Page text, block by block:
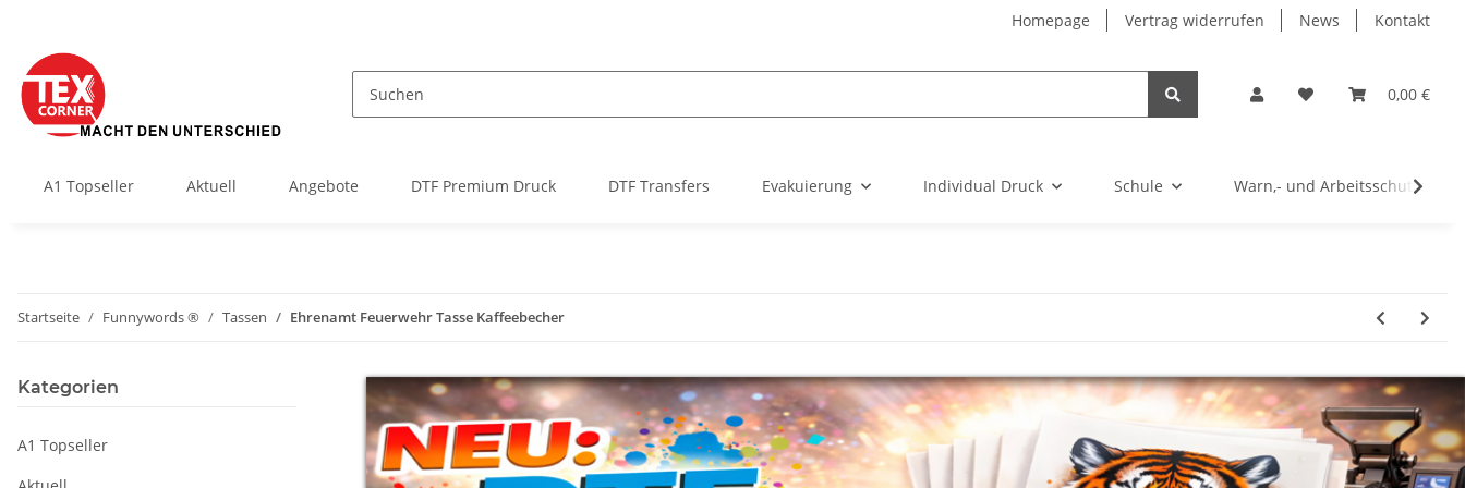
Homepage Vertrag widerrufen News Kontakt
0,00 €
A1 Topseller Aktuell Angebote DTF Premium Druck DTF Transfers Evakuierung Individual Druck Schule Warn,- und Arbeitsschutz
Startseite Funnywords ® Tassen Ehrenamt Feuerwehr Tasse Kaffeebecher
Kategorien
A1 Topseller